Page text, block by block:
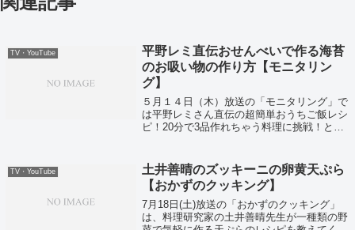
TV・YouTube
平野レミ直伝おせんべいで作る海苔
のお吸い物の作り方【モニタリン
グ】
５月１４日（木）放送の「モニタリング」で
は平野レミさん直伝の超簡単おうちご飯レシ
ピ！20分で3品作れちゃう料理に挑戦！とい
TV・YouTube
土井善晴のズッキーニの卵黄天ぷら
【おかずのクッキング】
7月18日(土)放送の「おかずのクッキング」
は、料理研究家の土井善晴先生が一種類の野